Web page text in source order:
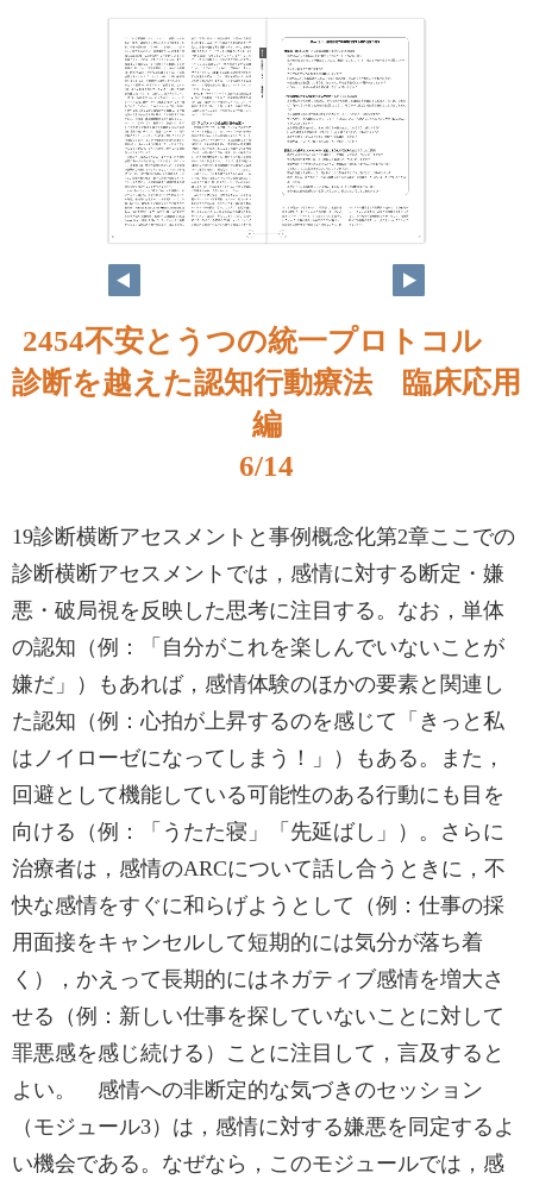
6 7
2454不安とうつの統一プロトコル
診断を越えた認知行動療法 臨床応用
編
6/14
19診断横断アセスメントと事例概念化第2章ここでの
診断横断アセスメントでは，感情に対する断定・嫌
悪・破局視を反映した思考に注目する。なお，単体
の認知（例：「自分がこれを楽しんでいないことが
嫌だ」）もあれば，感情体験のほかの要素と関連し
た認知（例：心拍が上昇するのを感じて「きっと私
はノイローゼになってしまう！」）もある。また，
回避として機能している可能性のある行動にも目を
向ける（例：「うたた寝」「先延ばし」）。さらに
治療者は，感情のARCについて話し合うときに，不
快な感情をすぐに和らげようとして（例：仕事の採
用面接をキャンセルして短期的には気分が落ち着
く），かえって長期的にはネガティブ感情を増大さ
せる（例：新しい仕事を探していないことに対して
罪悪感を感じ続ける）ことに注目して，言及すると
よい。 感情への非断定的な気づきのセッション
（モジュール3）は，感情に対する嫌悪を同定するよ
い機会である。なぜなら，このモジュールでは，感